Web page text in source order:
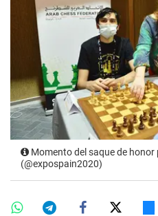
Momento del saque de
(@expospain2020)